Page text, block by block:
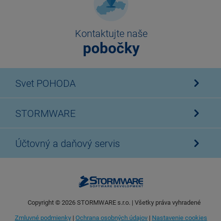
Kontaktujte naše
pobočky
Svet POHODA
STORMWARE
Účtovný a daňový servis
Copyright © 2026STORMWARE s.r.o. | Všetky práva vyhradené
Zmluvné podmienky | Ochrana osobných údajov | Nastavenie cookies